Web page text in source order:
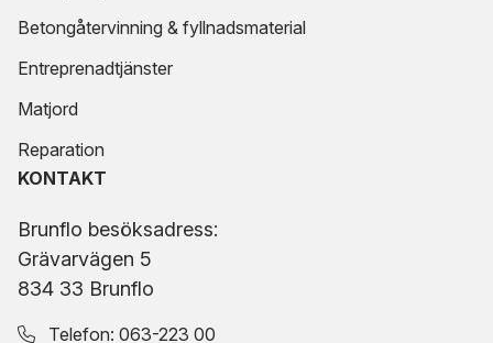
Betongåtervinning & fyllnadsmaterial
Entreprenadtjänster
Matjord
Reparation
KONTAKT
Brunflo besöksadress:
Grävarvägen 5
834 33 Brunflo
Telefon: 063-223 00